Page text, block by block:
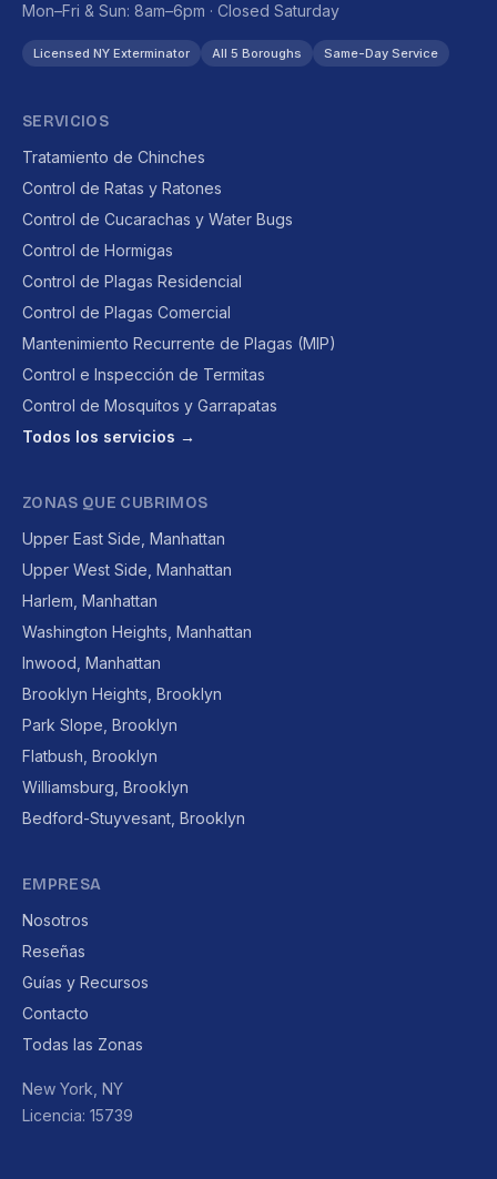
Mon–Fri & Sun: 8am–6pm · Closed Saturday
Licensed NY Exterminator All 5 Boroughs Same-Day Service
SERVICIOS
Tratamiento de Chinches
Control de Ratas y Ratones
Control de Cucarachas y Water Bugs
Control de Hormigas
Control de Plagas Residencial
Control de Plagas Comercial
Mantenimiento Recurrente de Plagas (MIP)
Control e Inspección de Termitas
Control de Mosquitos y Garrapatas
Todos los servicios →
ZONAS QUE CUBRIMOS
Upper East Side, Manhattan
Upper West Side, Manhattan
Harlem, Manhattan
Washington Heights, Manhattan
Inwood, Manhattan
Brooklyn Heights, Brooklyn
Park Slope, Brooklyn
Flatbush, Brooklyn
Williamsburg, Brooklyn
Bedford-Stuyvesant, Brooklyn
EMPRESA
Nosotros
Reseñas
Guías y Recursos
Contacto
Todas las Zonas
New York, NY
Licencia: 15739